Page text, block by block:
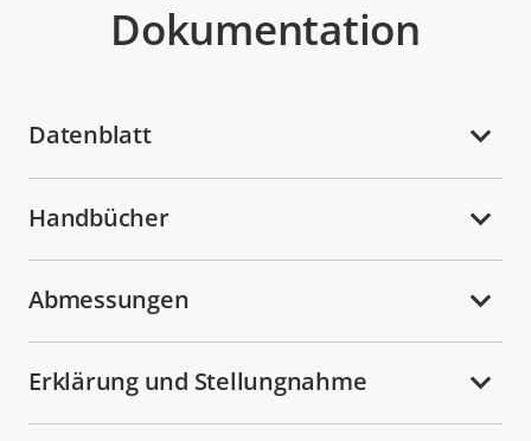
Dokumentation
Datenblatt
Handbücher
Abmessungen
Erklärung und Stellungnahme